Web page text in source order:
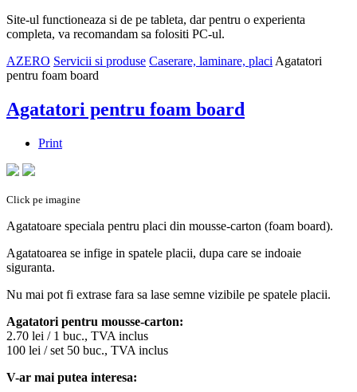
Site-ul functioneaza si de pe tableta, dar pentru o experienta
completa, va recomandam sa folositi PC-ul.
AZERO Servicii si produse Caserare, laminare, placi Agatatori
pentru foam board
Agatatori pentru foam board
Print
Click pe imagine
Agatatoare speciala pentru placi din mousse-carton (foam board).
Agatatoarea se infige in spatele placii, dupa care se indoaie
siguranta.
Nu mai pot fi extrase fara sa lase semne vizibile pe spatele placii.
Agatatori pentru mousse-carton:
2.70 lei / 1 buc., TVA inclus
100 lei / set 50 buc., TVA inclus
V-ar mai putea interesa: